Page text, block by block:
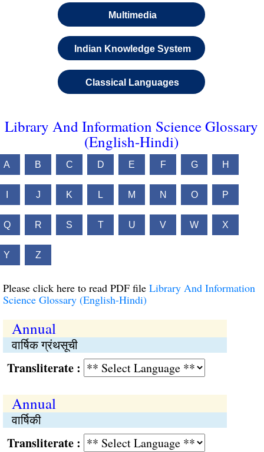
Multimedia
Indian Knowledge System
Classical Languages
Library And Information Science Glossary
(English-Hindi)
A B C D E F G H
J K L M N O P
Q R S T U V W X
Y Z
Please click here to read PDF file Library And Information
Science Glossary (English-Hindi)
Annual
वार्षिक ग्रंथसूची
:
Annual
वार्षिकी
: